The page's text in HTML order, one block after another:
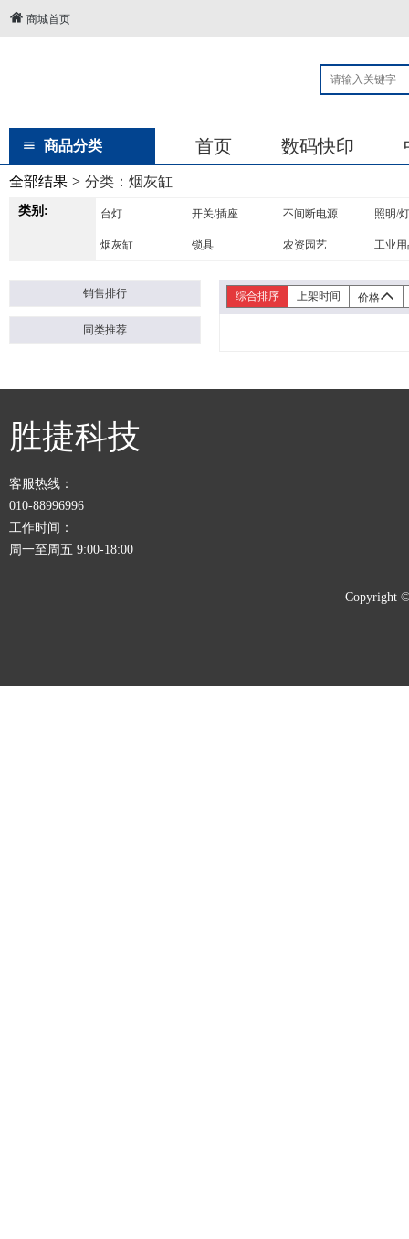
商城首页
商品分类 首页 数码快印
全部结果 > 分类： 烟灰缸
类别: 台灯 开关/插座 不间断电源 照明/
烟灰缸 锁具 农资园艺 工业
销售排行
同类推荐
综合排序 上架时间 价格
胜捷科技
客服热线：
010-88996996
工作时间：
周一至周五 9:00-18:00
Copyright